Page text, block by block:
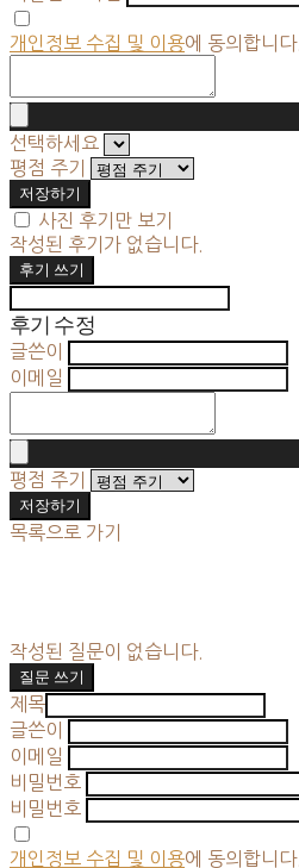
개인정보 수집 및 이용에 동의합니다.
선택하세요
평점 주기
저장하기
사진 후기만 보기
작성된 후기가 없습니다.
후기 쓰기
후기 수정
글쓴이
이메일
평점 주기
저장하기
목록으로 가기
작성된 질문이 없습니다.
질문 쓰기
제목
글쓴이
이메일
비밀번호
비밀번호
개인정보 수집 및 이용에 동의합니다.